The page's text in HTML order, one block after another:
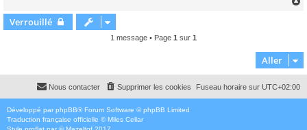
Verrouillé
1 message • Page 1 sur 1
Aller
Fuseau horaire sur UTC+02:00
Supprimer les cookies
Nous contacter
Développé par phpBB® Forum Software © phpBB Limited
Traduction française officielle ©Miles Cellar